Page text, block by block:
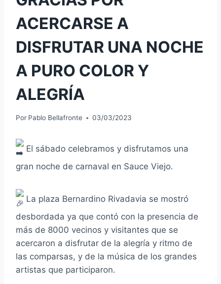
ACERCARSE A
DISFRUTAR UNA NOCHE
A PURO COLOR Y
ALEGRÍA
Por Pablo Bellafronte 03/03/2023
El sábado celebramos y disfrutamos una
gran noche de carnaval en Sauce Viejo.
La plaza Bernardino Rivadavia se mostró
desbordada ya que contó con la presencia de
más de 8000 vecinos y visitantes que se
acercaron a disfrutar de la alegría y ritmo de
las comparsas, y de la música de los grandes
artistas que participaron.